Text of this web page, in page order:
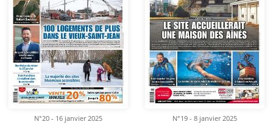
N°20 - 16 janvier 2025 N°19 - 8 janvier 2025